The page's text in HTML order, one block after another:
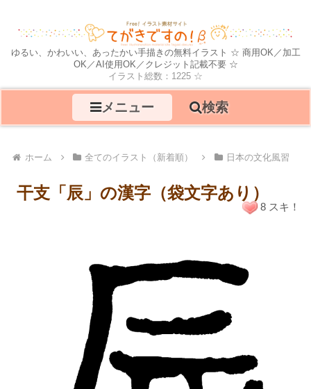
ゆるい、かわいい、あったかい手描きの無料イラスト ☆ 商用OK／加工
OK／AI使用OK／クレジット記載不要 ☆
イラスト総数：1225 ☆
メニュー 検索
ホーム 全てのイラスト（新着順） 日本の文化風習
干支「辰」の漢字（袋文字あり）
8 スキ！